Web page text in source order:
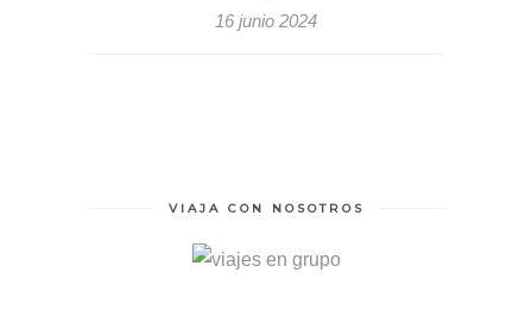
16 junio 2024
VIAJA CON NOSOTROS